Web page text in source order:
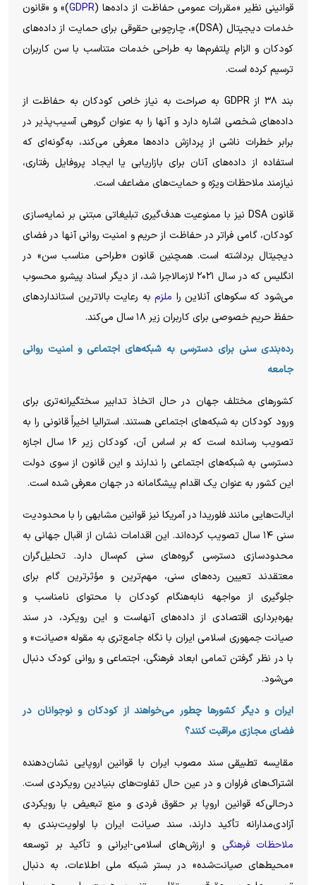
قوانینی نظیر «مقررات عمومی حفاظت از داده‌ها (GDPR)» و «قانون
خدمات دیجیتال (DSA)»، چارچوبی حقوقی برای حمایت از داده‌های
کودکان و الزام پلتفرم‌ها به طراحی خدمات متناسب با سن کاربران
ترسیم کرده است.
بند ۳۸ از GDPR به صراحت به نیاز خاص کودکان به حفاظت از
داده‌های شخصی اشاره دارد و آنها را به عنوان گروهی آسیب‌پذیر در
برابر خطرات ناشی از پردازش داده‌ها معرفی می‌کند، به‌گونه‌ای که
استفاده از داده‌های آنان برای بازاریابی یا ایجاد پروفایل رفتاری،
نیازمند ملاحظات ویژه و حمایت‌های مضاعف است.
قانون DSA نیز با ممنوعیت هدف‌گیری تبلیغاتی مبتنی بر نمایه‌سازی
کودکان، گامی فراتر در حفاظت از حریم و امنیت روانی آنها در فضای
دیجیتال برداشته است. همچنین قانون «طراحی مناسب سن» در
انگلیس که در سال ۲۰۲۱ لازمالاجرا شد، از دیگر اسناد پیشرو محسوب
می‌شود که سکو‌های آنلاین را ملزمبه رعایت بالاترین استاندارد‌های
حفظ حریم خصوصی برای کاربران زیر ۱۸ سال می‌کند.
رده‌بندی سنی برای دسترسی به شبکه‌های اجتماعی و امنیت روانی
جامعه
کشور‌های مختلف جهان در حال اتخاذ تدابیر سختگیرانه‌تری برای
ورود کودکان به شبکه‌های اجتماعی هستند. استرالیا اخیراً قانونی را به
تصویب رسانده است که بر اساس آن، کودکان زیر ۱۶ سال اجازه
دسترسی به شبکه‌های اجتماعی را ندارند و این قانون از سوی دولت
این کشور به عنوان یک اقدام پیشگامانه در جهان معرفی شده است.
ایالت‌هایی مانند فلوریدا در آمریکا نیز قوانین مشابهی را با محدودیت
سنی ۱۴ سال تصویب کرده‌اند. این اقدامات نشان از اقبال جهانی به
محدودسازی دسترسی گروه‌های سنی کم‌سال دارد. تحلیل‌گران
معتقدند تعیین رده‌های سنی، مهم‌ترین و مؤثرترین گام برای
جلوگیری از مواجهه نابه‌هنگام کودکان با محتوای نامناسب و
بهره‌برداری اقتصادی از داده‌های آنهاست و این رویکرد، در سند
صیانت جمهوری اسلامی ایران با نگاه جامع‌تری به مقوله «صیانت» و
با در نظر گرفتن تمامی ابعاد فرهنگی، اجتماعی و روانی کودک دنبال
می‌شود.
ایران و دیگر کشورها چطور می‌خواهند از کودکان و نوجوانان در
فضای مجازی مراقبت کنند؟
مقایسه تطبیقی سند مصوب ایران با قوانین اروپایی نشان‌دهنده
اشتراک‌های فراوان و در عین حال تفاوت‌های بنیادین رویکردی است.
درحالی‌که قوانین اروپا بر حقوق فردی و منع تبعیض با رویکردی
آزادی‌مدارانه تأکید دارند، سند صیانت ایران با اولویت‌بندی به
ملاحظات فرهنگی و ارزش‌های اسلامی-ایرانی و تأکید بر توسعه
«محیط‌های صیانت‌شده» در بستر شبکه ملی اطلاعات، به دنبال